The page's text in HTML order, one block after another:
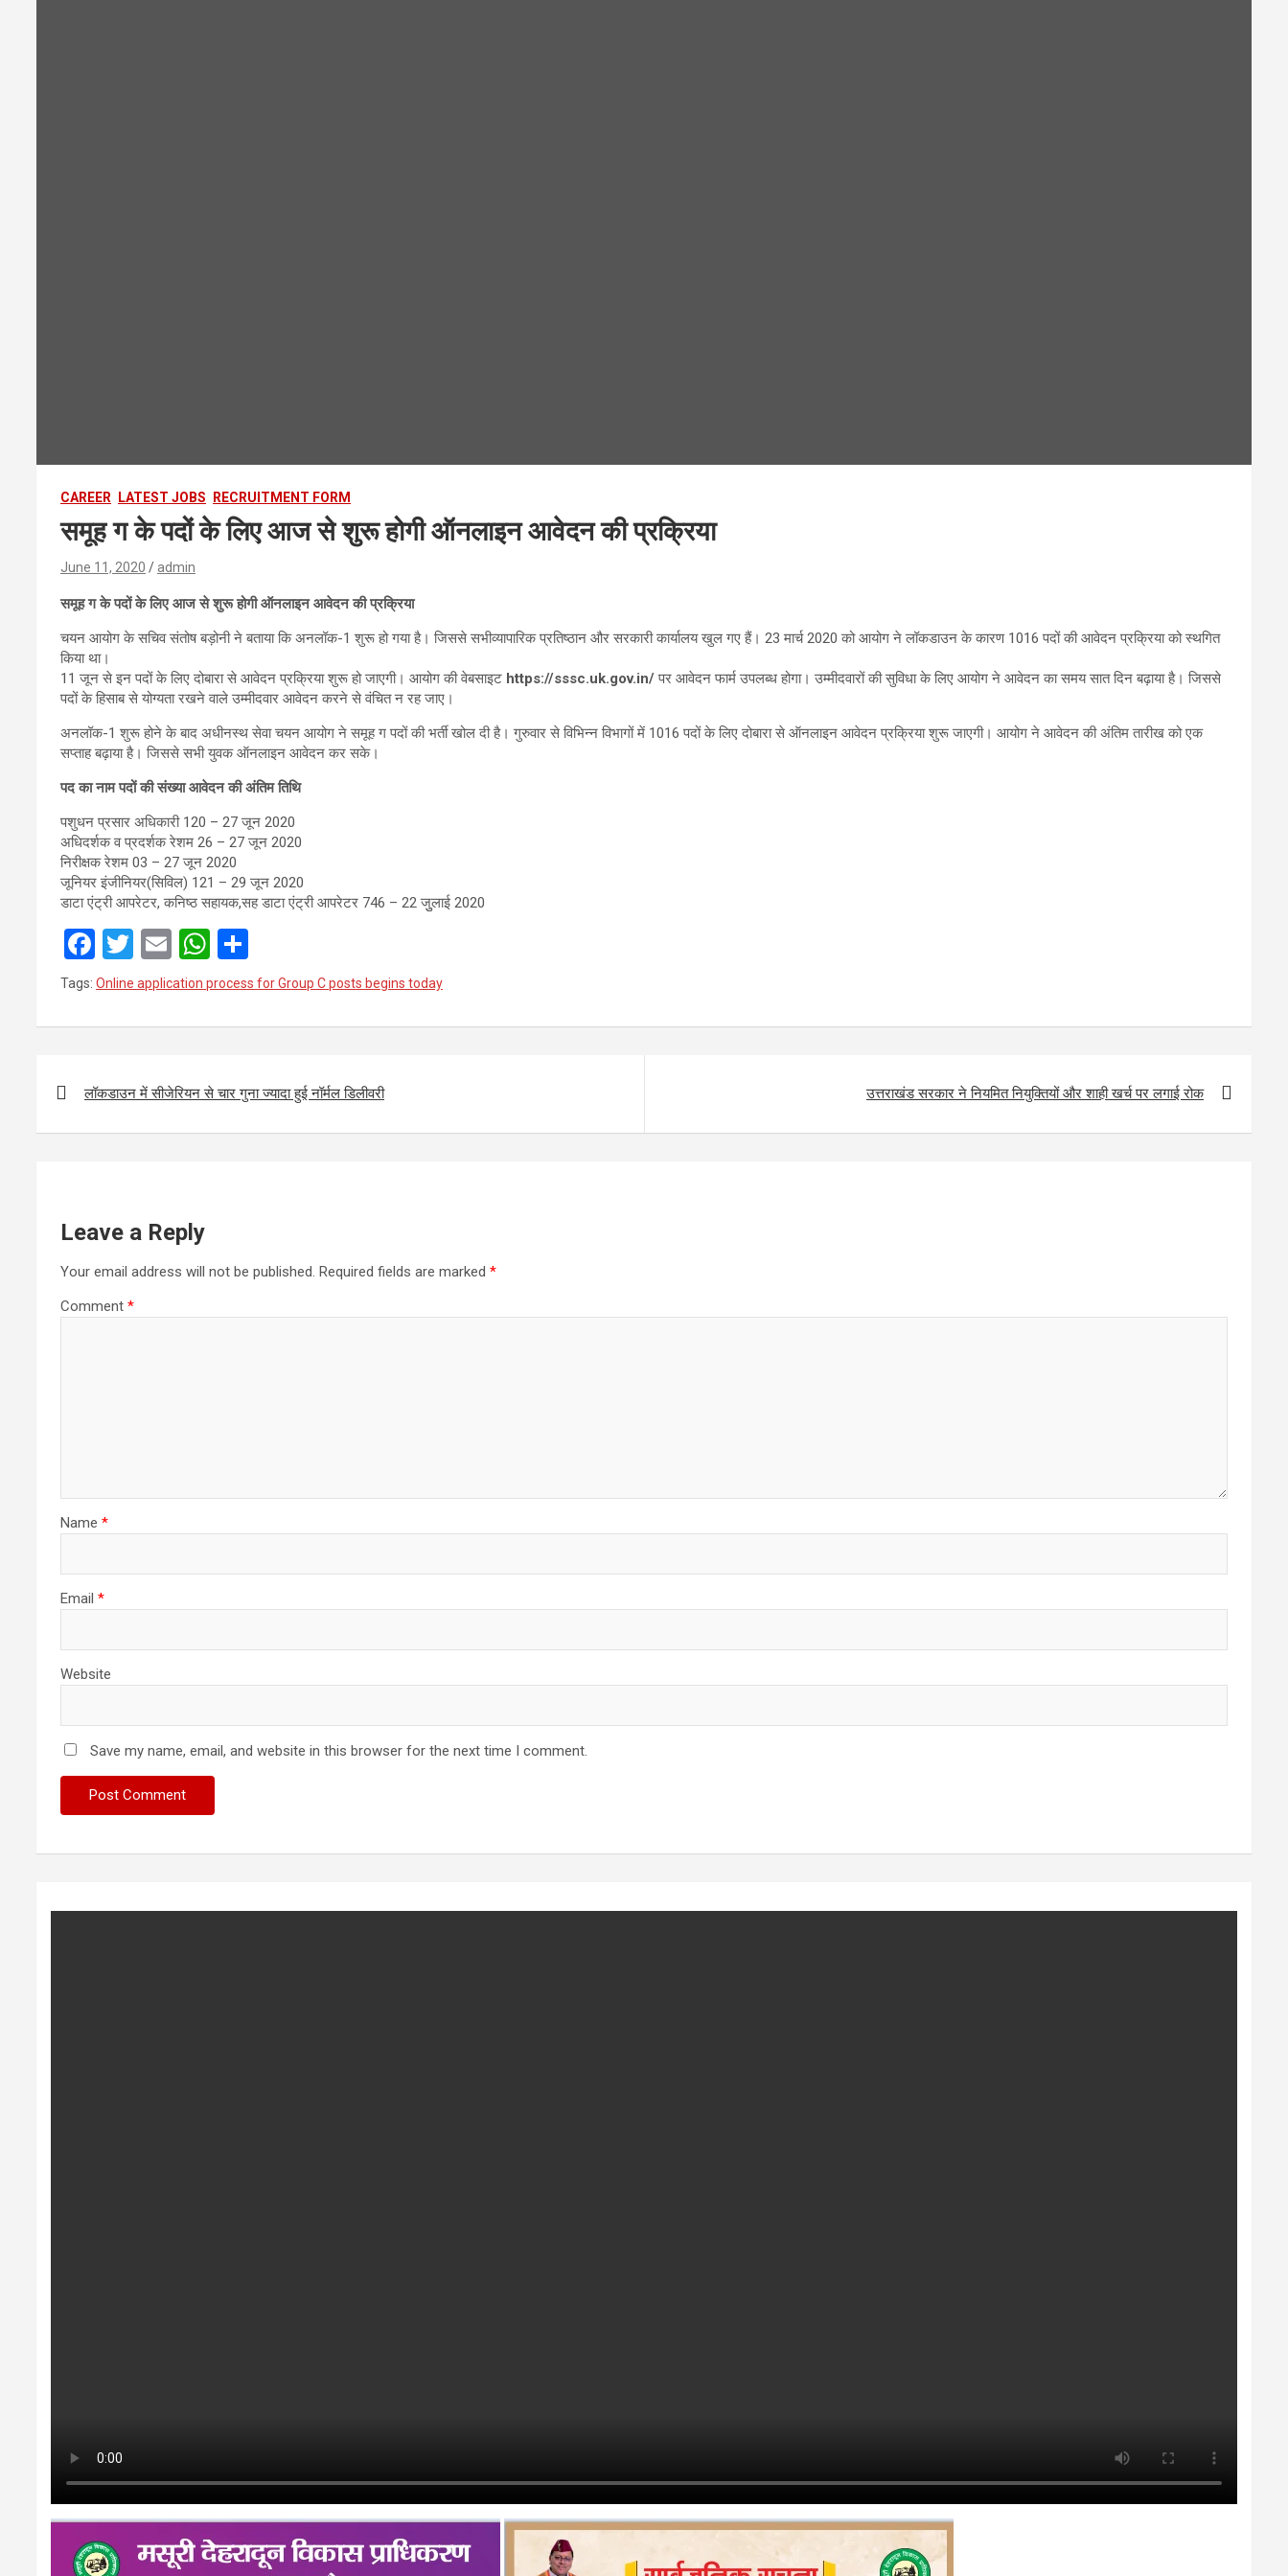
CAREER LATEST JOBS RECRUITMENT FORM
समूह ग के पदों के लिए आज से शुरू होगी ऑनलाइन आवेदन की प्रक्रिया
June 11, 2020 admin
समूह ग के पदों के लिए आज से शुरू होगी ऑनलाइन आवेदन की प्रक्रिया
चयन आयोग के सचिव संतोष बड़ोनी ने बताया कि अनलॉक-1 शुरू हो गया है। जिससे सभीव्यापारिक प्रतिष्ठान और सरकारी कार्यालय खुल गए हैं। 23 मार्च 2020 को आयोग ने लॉकडाउन के कारण 1016 पदों की आवेदन प्रक्रिया को स्थगित
किया था।
11 जून से इन पदों के लिए दोबारा से आवेदन प्रक्रिया शुरू हो जाएगी। आयोग की वेबसाइट https://sssc.uk.gov.in/पर आवेदन फार्म उपलब्ध होगा। उम्मीदवारों की सुविधा के लिए आयोग ने आवेदन का समय सात दिन बढ़ाया है। जिससे
पदों के हिसाब से योग्यता रखने वाले उम्मीदवार आवेदन करने से वंचित न रह जाए।
अनलॉक-1 शुरू होने के बाद अधीनस्थ सेवा चयन आयोग ने समूह ग पदों की भर्ती खोल दी है। गुरुवार से विभिन्न विभागों में 1016 पदों के लिए दोबारा से ऑनलाइन आवेदन प्रक्रिया शुरू जाएगी। आयोग ने आवेदन की अंतिम तारीख को एक
सप्ताह बढ़ाया है। जिससे सभी युवक ऑनलाइन आवेदन कर सके।
पद का नाम पदों की संख्या आवेदन की अंतिम तिथि
पशुधन प्रसार अधिकारी 120 – 27 जून 2020
अधिदर्शक व प्रदर्शक रेशम 26 – 27 जून 2020
निरीक्षक रेशम 03 – 27 जून 2020
जूनियर इंजीनियर(सिविल) 121 – 29 जून 2020
डाटा एंट्री आपरेटर, कनिष्ठ सहायक,सह डाटा एंट्री आपरेटर 746 – 22 जुुलाई 2020
F
a
b
o
k
T
wi
er
E
m
W
h
s
p
p
h
e
Tags: Online application process for Group C posts begins today
navigation
लॉकडाउन में सीजेरियन से चार गुना ज्यादा हुई नॉर्मल डिलीवरी उत्तराखंड सरकार ने नियमित नियुक्तियों और शाही खर्च पर लगाई रोक
Leave a Reply
Your email address will not be published. Required fields are marked *
Comment *
Name *
Email *
Website
Save my name, email, and website in this browser for the next time I comment.